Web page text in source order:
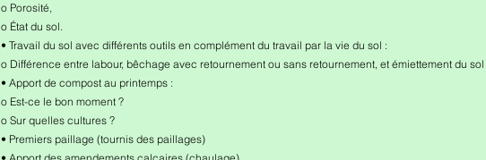
o Porosité,
o État du sol.
• Travail du sol avec différents outils en complément du travail par la vie du sol :
o Différence entre labour, bêchage avec retournement ou sans retournement, et émiettement du sol
• Apport de compost au printemps :
o Est-ce le bon moment ?
o Sur quelles cultures ?
• Premiers paillage (tournis des paillages)